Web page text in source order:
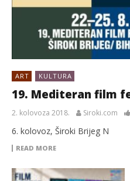
ART KULTURA
19. Mediteran film
2. kolovoza 2018. Siroki.com
6. kolovoz, Široki Brijeg N
READ MORE